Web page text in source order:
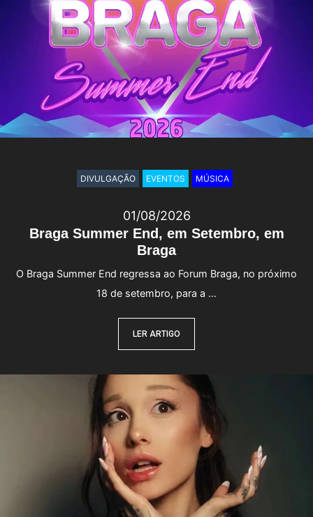
Braga Summer End, em Setembro, em
Braga
01/08/2026
O Braga Summer End regressa ao Forum Braga, no próximo
18 de setembro, para a …
LER ARTIGO
DIVULGAÇÃO EVENTOS MÚSICA